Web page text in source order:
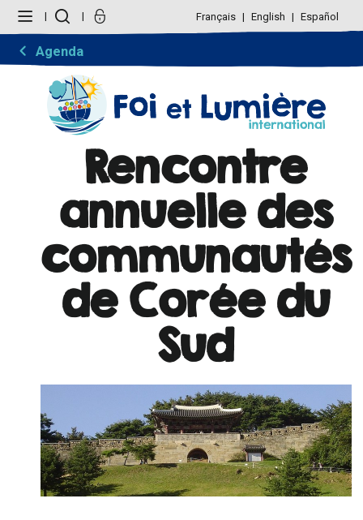
contenu.
navigation
personnels
Français English Español
Agenda
Rencontre
annuelle des
communautés
de Corée du
Sud